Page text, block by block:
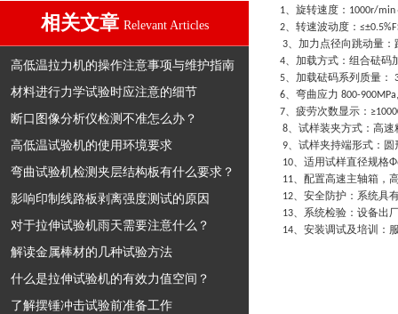
相关文章 Relevant Articles
高低温拉力机的操作注意事项与维护指南
材料进行力学试验时应注意的细节
断口图像分析仪检测不准怎么办？
高低温试验机的使用环境要求
弯曲试验机检测夹层结构板有什么要求？
影响印制线路板剥离强度测试的原因
对于拉伸试验机雨天需要注意什么？
解读金属棒材的几种试验方法
什么是拉伸试验机的有效力值空间？
了解摆锤冲击试验前准备工作
1、旋转速度： 1000r/min
2、转速波动度：
3、加力点径向跳动量：
4、加载方式：组合砝码
5、加载砝码系列质量：
6、弯曲应力 800-900MPa,
7、疲劳次数显示：
8、试样装夹方式：高速
9、试样夹持端形式：
10、适用试样直径规格
11、配置高速主轴箱，
12、安全防护：系统具
13、系统检验：设备出
14、安装调试及培训：